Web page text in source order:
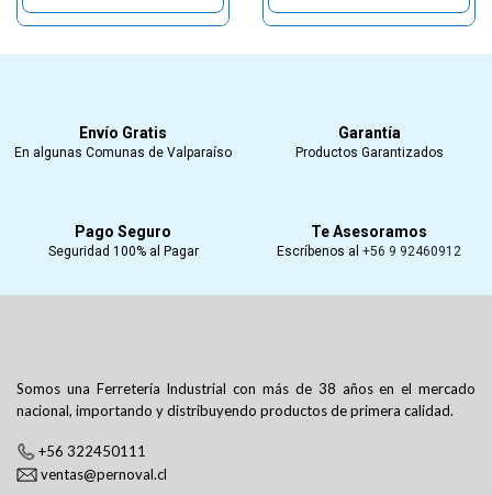
Envío Gratis
En algunas Comunas de Valparaíso
Garantía
Productos Garantizados
Pago Seguro
Seguridad 100% al Pagar
Te Asesoramos
Escríbenos al +56 9 92460912
Somos una Ferretería Industrial con más de 38 años en el mercado
nacional, importando y distribuyendo productos de primera calidad.
+56 322450111
ventas@pernoval.cl